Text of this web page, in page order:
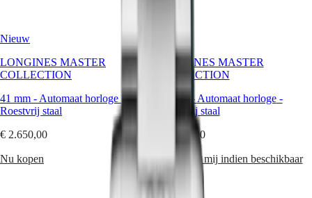
LONGINES
MASTER
COLLECTION
GMT
Conquest
CONQUEST
CONQUEST
CONQUEST
CHRONOGRAPH
(
México
United
States
Azië-
Pacific
Australia
中
als
moderne
modellen.
Nieuw
LONGINES MASTER
COLLECTION
41 mm - Automaat horloge -
Roestvrij staal
€ 2.650,00
Nu kopen
LONGINES MASTER
COLLECTION
41 mm- Automaat horloge-
Roestvrij staal
€ 2.650,00
Informeer mij indien beschikbaar